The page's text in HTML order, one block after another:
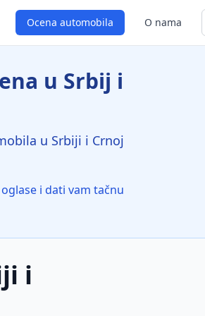
Ocena automobila O nama
u Srbij i
u Srbiji i Crnoj
i dati vam tačnu
i